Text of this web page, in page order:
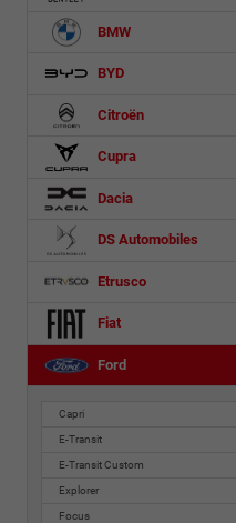
BMW
BYD
Citroën
Cupra
Dacia
DS Automobiles
Etrusco
Fiat
Ford
Capri
E-Transit
E-Transit Custom
Explorer
Focus